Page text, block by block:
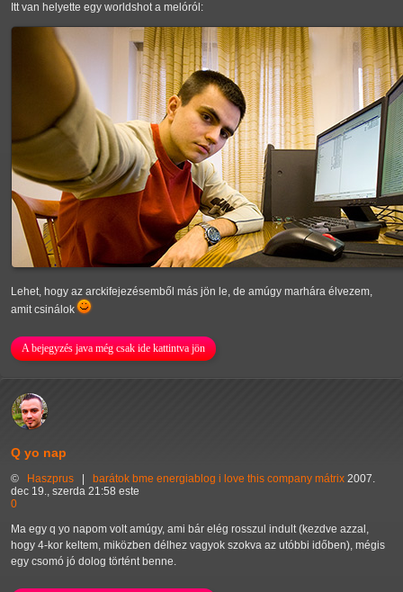
Itt van helyette egy worldshot a melóról:
Lehet, hogy az arckifejezésemből más jön le, de amúgy marhára élvezem,
amit csinálok
A bejegyzés java még csak ide kattintva jön
Q yo nap
© Haszprus barátok bme energiablog i love this company mátrix 2007.
dec 19., szerda 21:58 este
0
Ma egy q yo napom volt amúgy, ami bár elég rosszul indult (kezdve azzal,
hogy 4-kor keltem, miközben délhez vagyok szokva az utóbbi időben), mégis
egy csomó jó dolog történt benne.